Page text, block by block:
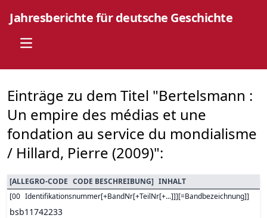
Jahresberichte für deutsche Geschichte
Open main menu
Einträge zu dem Titel "Bertelsmann :
Un empire des médias et une
fondation au service du mondialisme
/ Hillard, Pierre (2009)":
[ALLEGRO-CODE CODE BESCHREIBUNG] INHALT
[00 Identifikationsnummer[+BandNr[+TeilNr[+...]]][=Bandbezeichnung]]
bsb11742233